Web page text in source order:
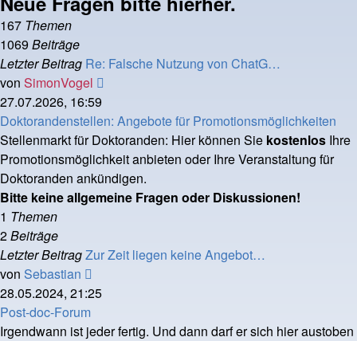
167 Themen
1069 Beiträge
Letzter Beitrag Re: Falsche Nutzung von ChatG…
von SimonVogel
27.07.2026, 16:59
Doktorandenstellen: Angebote für Promotionsmöglichkeiten
Stellenmarkt für Doktoranden: Hier können Sie kostenlos Ihre
Promotionsmöglichkeit anbieten oder Ihre Veranstaltung für
Doktoranden ankündigen.
Bitte keine allgemeine Fragen oder Diskussionen!
1 Themen
2Beiträge
Letzter BeitragZur Zeit liegen keine Angebot…
von Sebastian
Beitrag
28.05.2024, 21:25
Post-doc-Forum
Irgendwann ist jeder fertig. Und dann darf er sich hier austoben